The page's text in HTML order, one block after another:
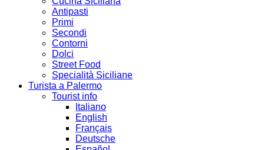
Antipasti
Primi
Secondi
Contorni
Dolci
Street Food
Specialità Siciliane
Turista a Palermo
Tourist info
Italiano
English
Français
Deutsche